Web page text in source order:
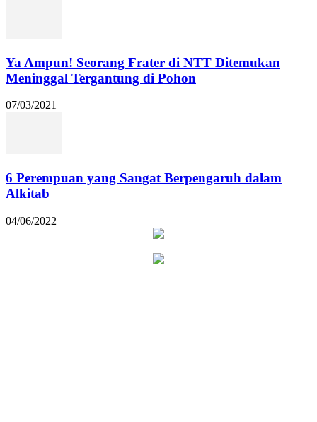
Ya Ampun! Seorang Frater di NTT Ditemukan
Meninggal Tergantung di Pohon
07/03/2021
6 Perempuan yang Sangat Berpengaruh dalam
Alkitab
04/06/2022